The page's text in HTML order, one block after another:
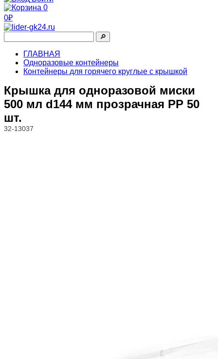
0
0₽
🔎︎
ГЛАВНАЯ
Одноразовые контейнеры
Контейнеры для горячего круглые с крышкой
Крышка для одноразовой миски
500 мл d144 мм прозрачная PP 50
шт.
32-13037